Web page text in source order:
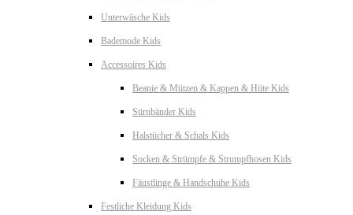
Unterwäsche Kids
Bademode Kids
Accessoires Kids
Beanie & Mützen & Kappen & Hüte Kids
Stirnbänder Kids
Halstücher & Schals Kids
Socken & Strümpfe & Strumpfhosen Kids
Fäustlinge & Handschuhe Kids
Festliche Kleidung Kids